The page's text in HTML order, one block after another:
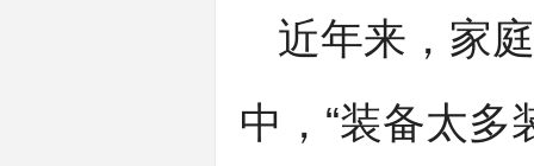
近年来，家
中，“装备太多